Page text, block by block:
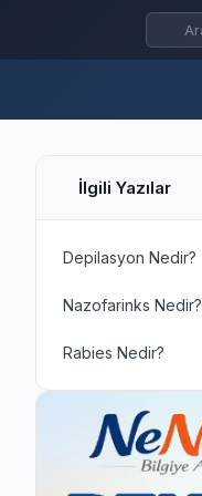
İlgili Yazılar
Depilasyon Nedir?
Nazofarinks Nedir?
Rabies Nedir?